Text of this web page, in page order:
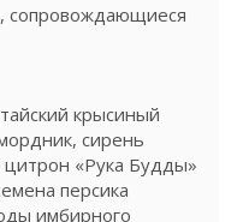
сопровождающиеся
крысиный
сирень
цитрон «Рука Будды»
персика
имбирного